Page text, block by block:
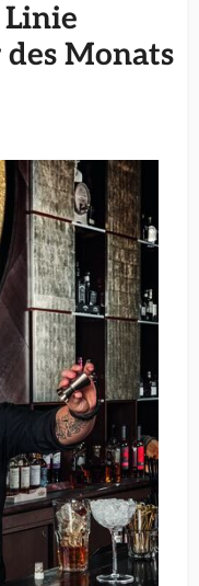
konzentriert sich
vor
Italien,
Argentinien,
& Franke bietet
ihrer Produkte
Eggers &
Wein- und
und
Wein- und
und
eine
Gastronomie-
& Ulrichs
Sohn sowie die
Ludwig von Kapff
Linie
Monats